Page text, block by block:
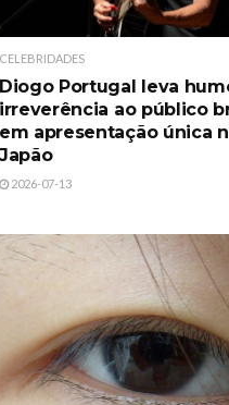
CELEBRIDADES
Diogo Portugal leva
irreverência ao público
em apresentação única
Japão
2026-07-13